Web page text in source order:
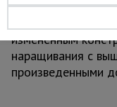
измененным
наращивания с
произведенными